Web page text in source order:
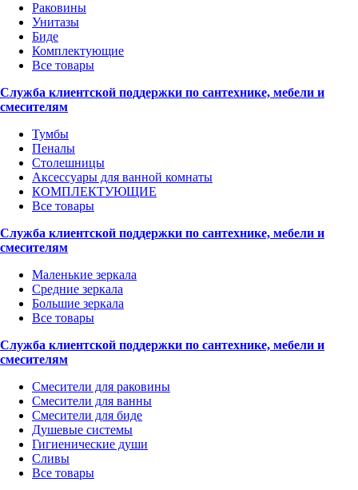
Раковины
Унитазы
Биде
Комплектующие
Все товары
Служба клиентской поддержки по сантехнике, мебели и
смесителям
Тумбы
Пеналы
Столешницы
Аксессуары для ванной комнаты
КОМПЛЕКТУЮЩИЕ
Все товары
Служба клиентской поддержки по сантехнике, мебели и
смесителям
Маленькие зеркала
Средние зеркала
Большие зеркала
Все товары
Служба клиентской поддержки по сантехнике, мебели и
смесителям
Смесители для раковины
Смесители для ванны
Смесители для биде
Душевые системы
Гигиенические души
Сливы
Все товары